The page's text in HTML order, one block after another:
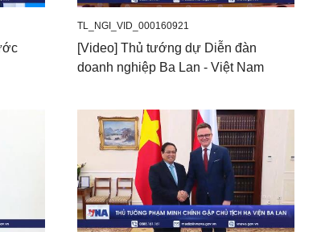
TL_NGI_VID_000160921
[Video] Thủ tướng dự Diễn đàn
doanh nghiệp Ba Lan - Việt Nam